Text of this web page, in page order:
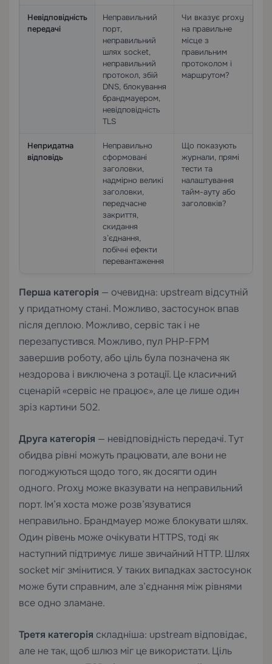
Невідповідність
передачі
Неправильний
порт,
неправильний
шлях socket,
неправильний
протокол, збій
DNS, блокування
брандмауером,
невідповідність
TLS
Чи вказує proxy
на правильне
місце з
правильним
протоколом і
маршрутом?
Непридатна
відповідь
Неправильно
сформовані
заголовки,
надмірно великі
заголовки,
передчасне
закриття,
скидання
з’єднання,
побічні ефекти
перевантаження
Що показують
журнали, прямі
тести та
налаштування
тайм-ауту або
заголовків?
Перша категорія — очевидна: upstream відсутній
у придатному стані. Можливо, застосунок впав
після деплою. Можливо, сервіс так і не
перезапустився. Можливо, пул PHP-FPM
завершив роботу, або ціль була позначена як
нездорова і виключена з ротації. Це класичний
сценарій «сервіс не працює», але це лише один
зріз картини 502.
Друга категорія — невідповідність передачі. Тут
обидва рівні можуть працювати, але вони не
погоджуються щодо того, як досягти один
одного. Proxy може вказувати на неправильний
порт. Ім’я хоста може розв’язуватися
неправильно. Брандмауер може блокувати шлях.
Один рівень може очікувати HTTPS, тоді як
наступний підтримує лише звичайний HTTP. Шлях
socket міг змінитися. У таких випадках застосунок
може бути справним, але з’єднання між рівнями
все одно зламане.
Третя категорія складніша: upstream відповідає,
але не так, щоб шлюз міг це використати. Ціль